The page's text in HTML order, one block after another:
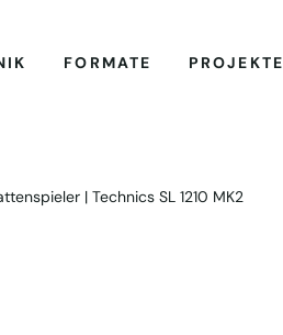
FORMATE PROJEKTE
| Technics SL 1210 MK2